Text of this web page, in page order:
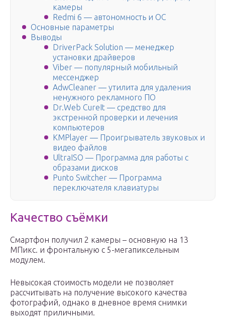
камеры
Redmi 6 — автономность и ОС
Основные параметры
Выводы
DriverPack Solution — менеджер
установки драйверов
Viber — популярный мобильный
мессенджер
AdwCleaner — утилита для удаления
ненужного рекламного ПО
Dr.Web CureIt — средство для
экстренной проверки и лечения
компьютеров
KMPlayer — Проигрыватель звуковых и
видео файлов
UltraISO — Программа для работы с
образами дисков
Punto Switcher — Программа
переключателя клавиатуры
Качество съёмки
Смартфон получил 2 камеры – основную на 13
МПикс. и фронтальную с 5-мегапиксельным
модулем.
Невысокая стоимость модели не позволяет
рассчитывать на получение высокого качества
фотографий, однако в дневное время снимки
выходят приличными.